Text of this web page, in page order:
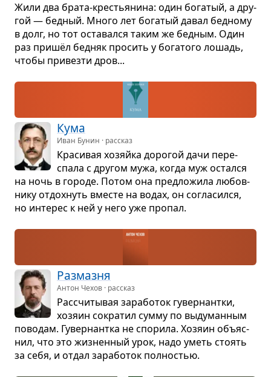
Жили два брата-кре­стья­нина: один бога­тый, а дру­
гой — бед­ный. Много лет бога­тый давал бед­ному
в долг, но тот оста­вался таким же бед­ным. Один
раз пришёл бед­няк про­сить у бога­того лошадь,
чтобы при­везти дров...
Кума
Иван Бунин · рассказ
Кра­си­вая хозяйка доро­гой дачи пере­
спала с дру­гом мужа, когда муж остался
на ночь в городе. Потом она пред­ло­жила любов­
нику отдох­нуть вме­сте на водах, он согла­сился,
но инте­рес к ней у него уже про­пал.
Раз­мазня
Антон Чехов · рассказ
Рас­счи­ты­вая зара­бо­ток гувер­нантки,
хозяин сокра­тил сумму по выду­ман­ным
пово­дам. Гувер­нантка не спо­рила. Хозяин объ­яс­
нил, что это жиз­нен­ный урок, надо уметь сто­ять
за себя, и отдал зара­бо­ток пол­но­стью.